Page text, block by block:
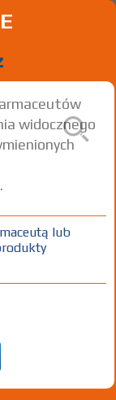
Doustnie
widocznego
lub